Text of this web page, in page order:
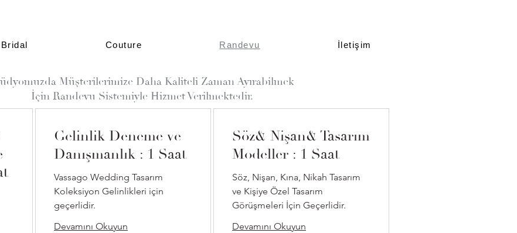
Bridal Couture Randevu İletişim
Gelinlik Deneme ve
Danışmanlık : 1 Saat
Vassago Wedding Tasarım
Koleksiyon Gelinlikleri için
geçerlidir.
Devamını Okuyun
Söz& Nişan& Tasarım
Modeller : 1 Saat
Söz, Nişan, Kına, Nikah Tasarım
ve Kişiye Özel Tasarım
Görüşmeleri İçin Geçerlidir.
Devamını Okuyun
Müşterilerimize Daha Kaliteli Zaman Ayırabilmek
İçin Randevu Sistemiyle Hizmet Verilmektedir.